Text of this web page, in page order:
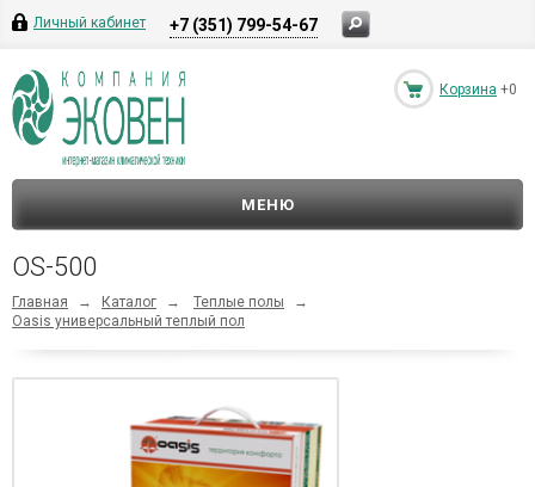
Личный кабинет +7 (351) 799-54-67
Корзина +0
МЕНЮ
OS-500
Главная → Каталог → Теплые полы
→
Oasis универсальный теплый пол